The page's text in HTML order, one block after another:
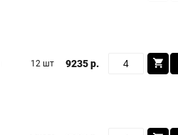
12 шт 9235 р.